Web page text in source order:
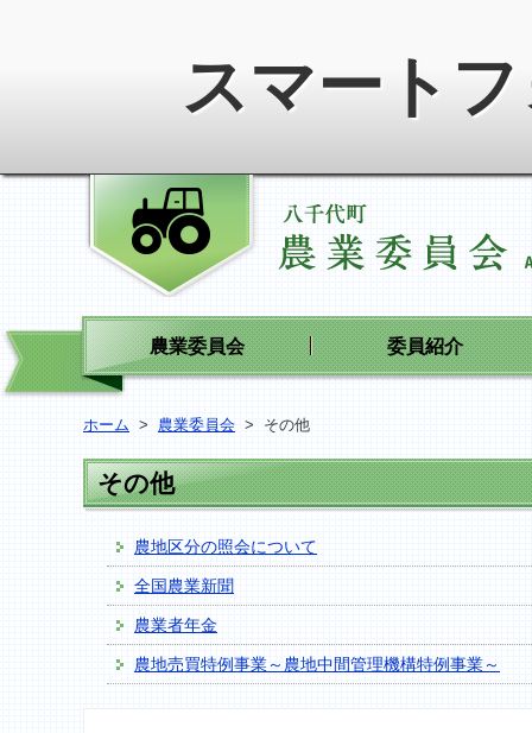
スマート
農業委員会 委員紹介
ホーム > 農業委員会 > その他
その他
農地区分の照会について
全国農業新聞
農業者年金
農地売買特例事業～農地中間管理機構特例事業～